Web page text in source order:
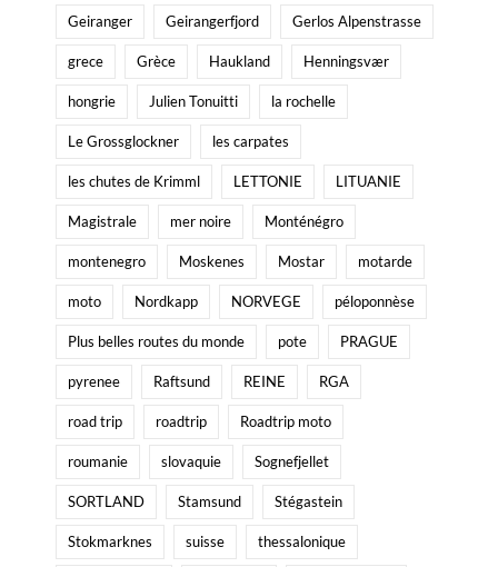
Geiranger Geirangerfjord Gerlos Alpenstrasse
grece Grèce Haukland Henningsvær
hongrie Julien Tonuitti la rochelle
Le Grossglockner les carpates
les chutes de Krimml LETTONIE LITUANIE
Magistrale mer noire Monténégro
montenegro Moskenes Mostar motarde
moto Nordkapp NORVEGE péloponnèse
Plus belles routes du monde pote PRAGUE
pyrenee Raftsund REINE RGA
road trip roadtrip Roadtrip moto
roumanie slovaquie Sognefjellet
SORTLAND Stamsund Stégastein
Stokmarknes suisse thessalonique